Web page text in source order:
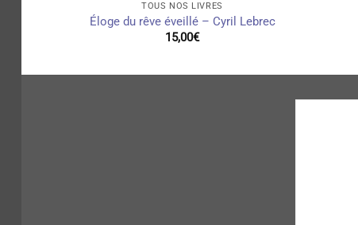
TOUS NOS LIVRES
Éloge du rêve éveillé – Cyril Lebrec
15,00€